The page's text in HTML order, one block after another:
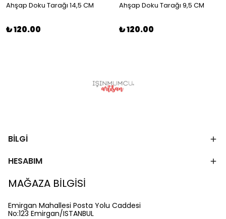
Ahşap Doku Tarağı 14,5 CM
₺ 120.00
Ahşap Doku Tarağı 9,5 CM
₺ 120.00
BİLGİ
HESABIM
MAĞAZA BİLGİSİ
Emirgan Mahallesi Posta Yolu Caddesi
No:123 Emirgan/ISTANBUL